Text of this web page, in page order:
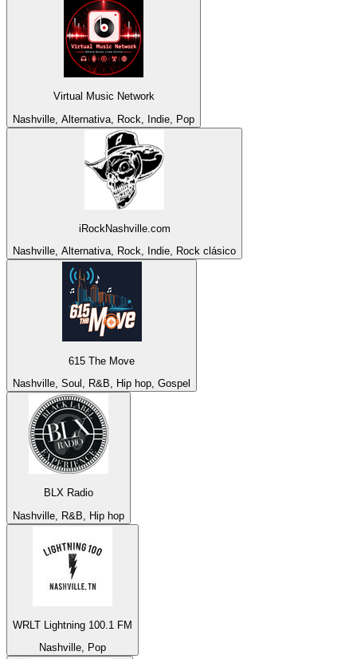
Virtual Music Network
Nashville, Alternativa, Rock, Indie, Pop
iRockNashville.com
Nashville, Alternativa, Rock, Indie, Rock clásico
615 The Move
Nashville, Soul, R&B, Hip hop, Gospel
BLX Radio
Nashville, R&B, Hip hop
WRLT Lightning 100.1 FM
Nashville, Pop